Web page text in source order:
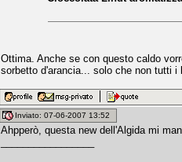
Ottima. Anche se con questo caldo
sorbetto d'arancia... solo che non tutti
Inviato: 07-06-2007 13:52
Ahpperò, questa new dell'Algida mi